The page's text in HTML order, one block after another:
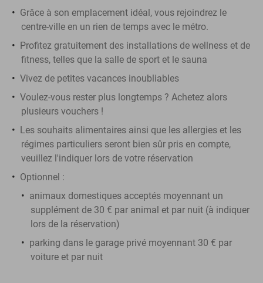
Grâce à son emplacement idéal, vous rejoindrez le
centre-ville en un rien de temps avec le métro.
Profitez gratuitement des installations de wellness et de
fitness, telles que la salle de sport et le sauna
Vivez de petites vacances inoubliables
Voulez-vous rester plus longtemps ? Achetez alors
plusieurs vouchers !
Les souhaits alimentaires ainsi que les allergies et les
régimes particuliers seront bien sûr pris en compte,
veuillez l'indiquer lors de votre réservation
Optionnel :
animaux domestiques acceptés moyennant un
supplément de 30 € par animal et par nuit (à indiquer
lors de la réservation)
parking dans le garage privé moyennant 30 € par
voiture et par nuit